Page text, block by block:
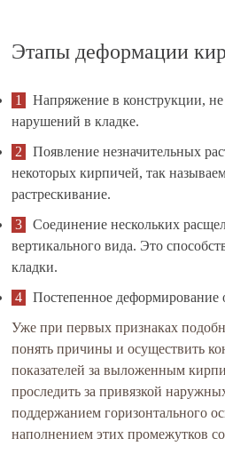
Этапы деформации
Напряжение в конструкции, не
нарушений в кладке.
Появление незначительных
некоторых кирпичей, так
растрескивание.
Соединение нескольких
вертикального вида. Это
кладки.
Постепенное деформирование
Уже при первых признаках
понять причины и осуществить
показателей за выложенным
проследить за привязкой
поддержанием горизонтального
наполнением этих промежутков